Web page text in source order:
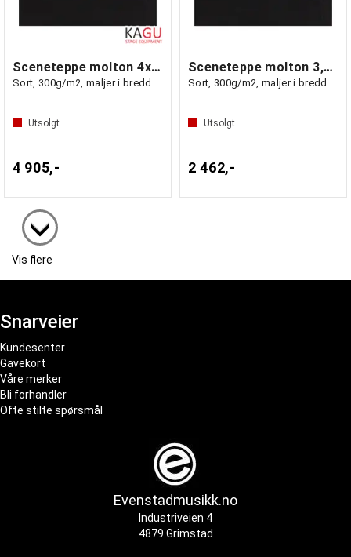
Sceneteppe molton 4x4m Ferdigsydd
Sort, 300g/m2, maljer i bredden (4m)
Utsolgt
4 905,-
Sceneteppe molton 3,5x3m Ferdigsydd
Sort, 300g/m2, maljer i bredden (3m)
Utsolgt
2 462,-
Vis flere
Snarveier
Kundesenter
Gavekort
Våre merker
Bli forhandler
Ofte stilte spørsmål
Evenstadmusikk.no
Industriveien 4
4879 Grimstad